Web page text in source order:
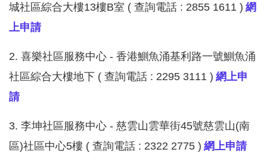
城社區綜合大樓13樓B室 ( 查詢電話 : 2855 1611 ) 網
上申請
2. 喜樂社區服務中心 - 香港鰂魚涌基利路一號鰂魚涌
社區綜合大樓地下 ( 查詢電話 : 2295 3111 ) 網上申
請
3. 李坤社區服務中心 - 慈雲山雲華街45號慈雲山(南
區)社區中心5樓 ( 查詢電話 : 2322 2775 ) 網上申請